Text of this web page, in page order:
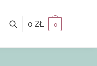
0 ZŁ 0